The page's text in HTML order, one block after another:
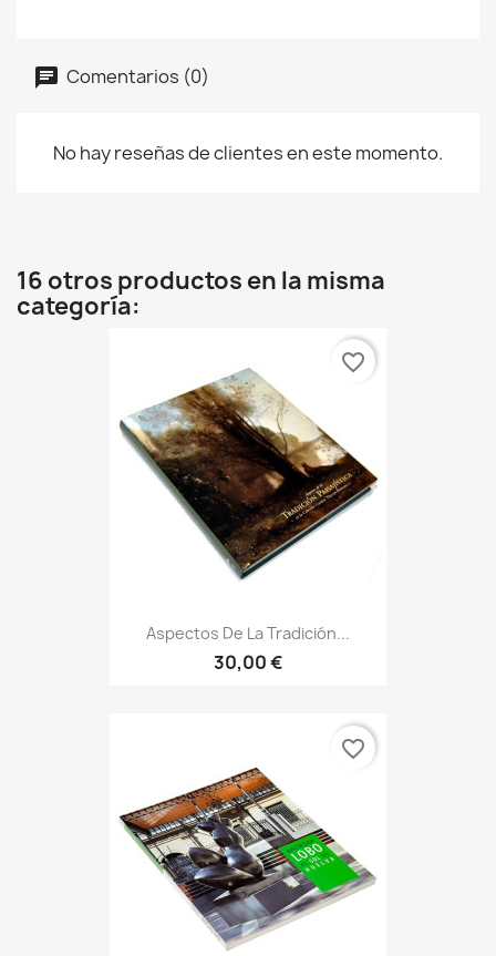
Comentarios (0)
No hay reseñas de clientes en este momento.
16 otros productos en la misma
categoría:
Aspectos De La Tradición...
30,00 €
favorite_border
favorite_border